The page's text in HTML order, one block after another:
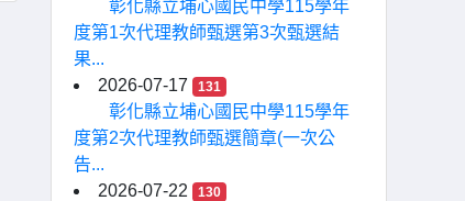
彰化縣立埔心國民中學115學年
度第1次代理教師甄選第3次甄選結
果...
2026-07-17
131
彰化縣立埔心國民中學115學年
度第2次代理教師甄選簡章(一次公
告...
2026-07-22
130